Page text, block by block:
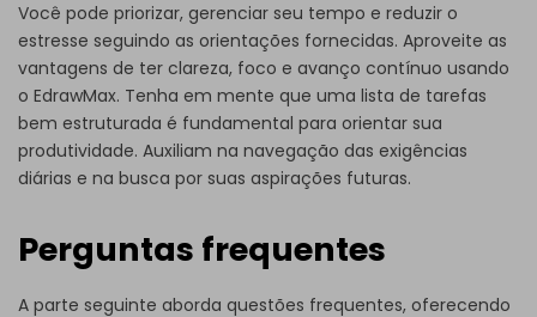
Clique aqui para baixar e utilizar este modelo.
Lembre-se de que o arquivoeddxdeve ser aberto no
EdrawMax.
Se ainda não possui o EdrawMax, você pode baixá-lo
gratuitamenteEdrawMaxEste link direcionará
site oficial de download do EdrawMax.
Você pode priorizar, gerenciar seu tempo e reduzir o
estresse seguindo as orientações fornecidas. Aproveite as
vantagens de ter clareza, foco e avanço contínuo usando
o EdrawMax. Tenha em mente que uma lista de tarefas
bem estruturada é fundamental para orientar sua
produtividade. Auxiliam na navegação das exigências
diárias e na busca por suas aspirações futuras.
Perguntas frequentes
A parte seguinte aborda questões frequentes, oferecendo